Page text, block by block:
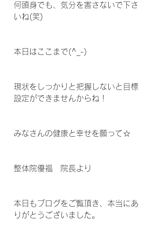
何頭身でも、気分を害さないで下さ
いね(笑)
本日はここまで(^_-)
現状をしっかりと把握しないと目標
設定ができませんからね！
みなさんの健康と幸せを願って☆
整体院優福　院長より
本日もブログをご覧頂き、本当にあ
りがとうございました。